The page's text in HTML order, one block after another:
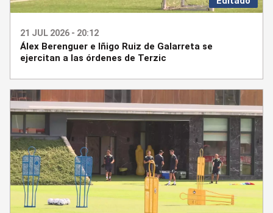
21 JUL 2026 - 20:12
Álex Berenguer e Iñigo Ruiz de Galarreta se
ejercitan a las órdenes de Terzic